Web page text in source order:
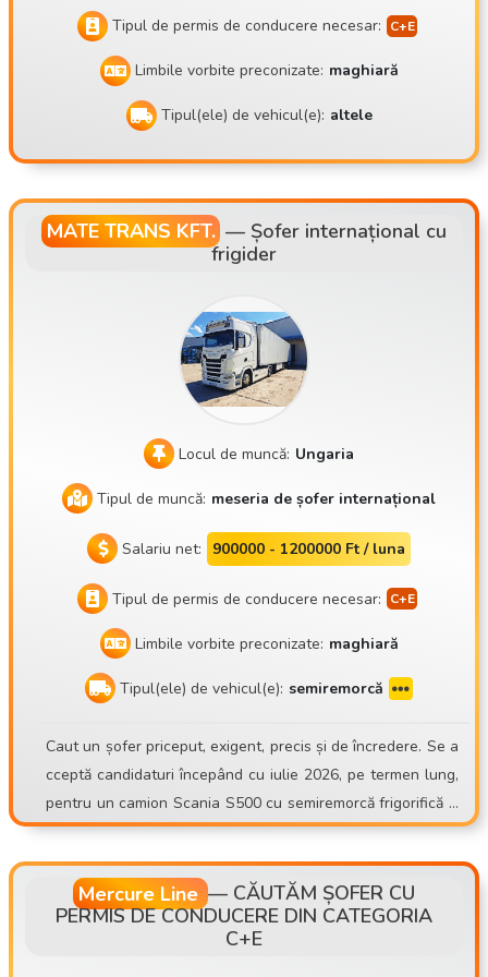
Tipul de permis de conducere necesar:
Limbile vorbite preconizate: maghiară
Tipul(ele) de vehicul(e): altele
MATE TRANS KFT. — Șofer internațional cu
frigider
Locul de muncă: Ungaria
Tipul de muncă: meseria de șofer internațional
Salariu net: 900000 - 1200000 Ft / luna
Tipul de permis de conducere necesar:
Limbile vorbite preconizate: maghiară
Tipul(ele) de vehicul(e): semiremorcă
Caut un șofer priceput, exigent, precis și de încredere. Se a
cceptă candidaturi începând cu iulie 2026, pe termen lung,
pentru un camion Scania S500 cu semiremorcă frigorifică S
chmitz Sko24. Mate Trans Kft. https://matetrans.webnode.h
u/ Motto-ul nostru este „Profin sau deloc!” Din cauza EXTIN
DERII FLOTEI, avem un post vacant de șofer! Aștept candid
aturile șoferilor cu experiență pentru transport internaționa
Mercure Line — CĂUTĂM ȘOFER CU
PERMIS DE CONDUCERE DIN CATEGORIA
C+E